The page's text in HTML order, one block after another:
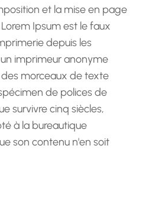
et la mise en page
Ipsum est le faux
depuis les
imprimeur anonyme
morceaux de texte
de polices de
survivre cinq siècles,
à la bureautique
son contenu n'en soit